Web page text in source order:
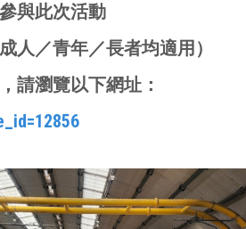
與此次活動
人／青年／長者均適用）
請瀏覽以下網址：